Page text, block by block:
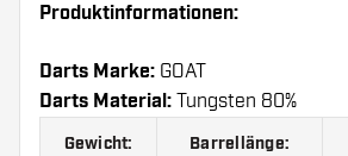
Produktinformationen:
Darts Marke: GOAT
Darts Material: Tungsten 80%
Gewicht: Barrellänge: